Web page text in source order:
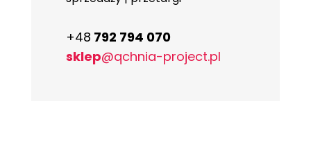
+48 792 794 070
sklep@qchnia-project.pl